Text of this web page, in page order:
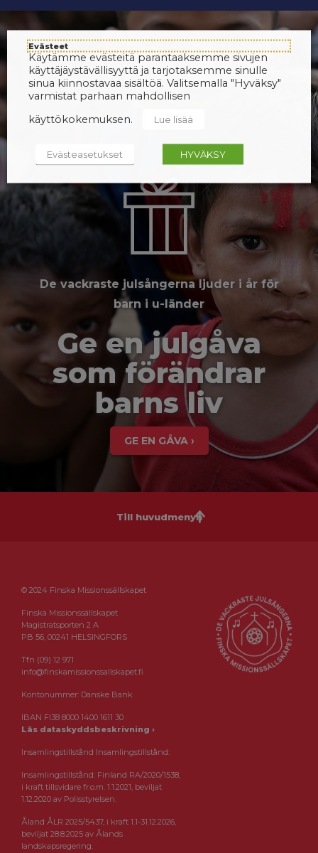
De vackraste julsångerna ljuder i år för
barn i u-länder
Ge en julgåva
som förändrar
barns liv
GE EN GÅVA ›
Till huvudmenyn
© 2024 Finska Missionssällskapet
Finska Missionssällskapet
Magistratsporten 2 A
PB 56, 00241 HELSINGFORS
Tfn (09) 12 971
info@finskamissionssallskapet.fi
Kontonummer: Danske Bank
IBAN FI38 8000 1400 1611 30
Läs dataskyddsbeskrivning ›
Insamlingstillstånd Insamlingstillstånd:
Insamlingstillstånd: Finland RA/2020/1538,
i kraft tillsvidare fr.o.m. 1.1.2021, beviljat
1.12.2020 av Polisstyrelsen.
Åland ÅLR 2025/5437, i kraft 1.1-31.12.2026,
beviljat 28.8.2025 av Ålands
landskapsregering.
Evästeet
Käytämme evästeitä parantaaksemme sivujen
käyttäjäystävällisyyttä ja tarjotaksemme sinulle
sinua kiinnostavaa sisältöä. Valitsemalla "Hyväksy"
varmistat parhaan mahdollisen
käyttökokemuksen.
Lue lisää
Evästeasetukset HYVÄKSY